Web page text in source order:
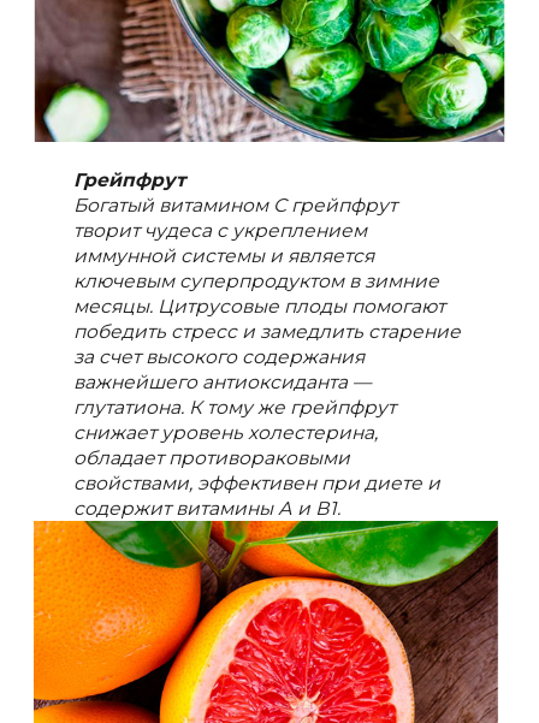
Грейпфрут
Богатый витамином С грейпфрут
творит чудеса с укреплением
иммунной системы и является
ключевым суперпродуктом в зимние
месяцы. Цитрусовые плоды помогают
победить стресс и замедлить старение
за счет высокого содержания
важнейшего антиоксиданта —
глутатиона. К тому же грейпфрут
снижает уровень холестерина,
обладает противораковыми
свойствами, эффективен при диете и
содержит витамины А и В1.